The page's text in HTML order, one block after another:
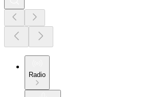
Radio